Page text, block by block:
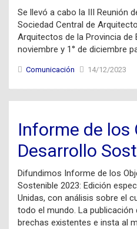
Se llevó a cabo la III Reunión
Sociedad Central de
Arquitectos de la Provincia de
noviembre y 1° de diciembre
Comunicación 14/12/2023
Informe de los
Desarrollo
Difundimos Informe de los
Sostenible 2023: Edición
Unidas, con análisis sobre el
todo el mundo. La
brechas existentes e insta al